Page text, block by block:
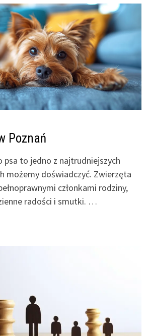
Poznań
psa to jedno z najtrudniejszych
możemy doświadczyć. Zwierzęta
członkami rodziny,
radości i smutki. …